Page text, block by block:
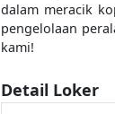
dalam meracik
pengelolaan
kami!
Detail Loker